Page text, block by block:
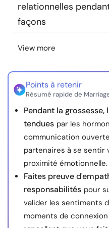
relationnelles
façons
View more
Points à retenir
Résumé rapide de
Pendant la
tendues par les
communication
partenaires à se sentir
proximité émotionnelle.
Faites preuve
responsabilités pour
valider les sentiments
moments de